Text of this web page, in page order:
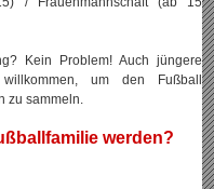
Kein Problem! Auch jüngere
um den Fußball
zu sammeln.
werden?